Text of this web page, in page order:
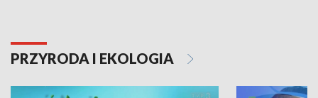
PRZYRODA I EKOLOGIA